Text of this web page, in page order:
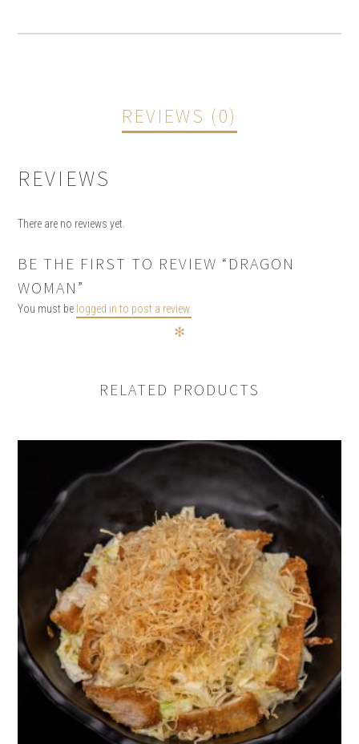
REVIEWS (0)
REVIEWS
There are no reviews yet.
BE THE FIRST TO REVIEW “DRAGON
WOMAN”
You must be logged in to post a review.
✻
RELATED PRODUCTS